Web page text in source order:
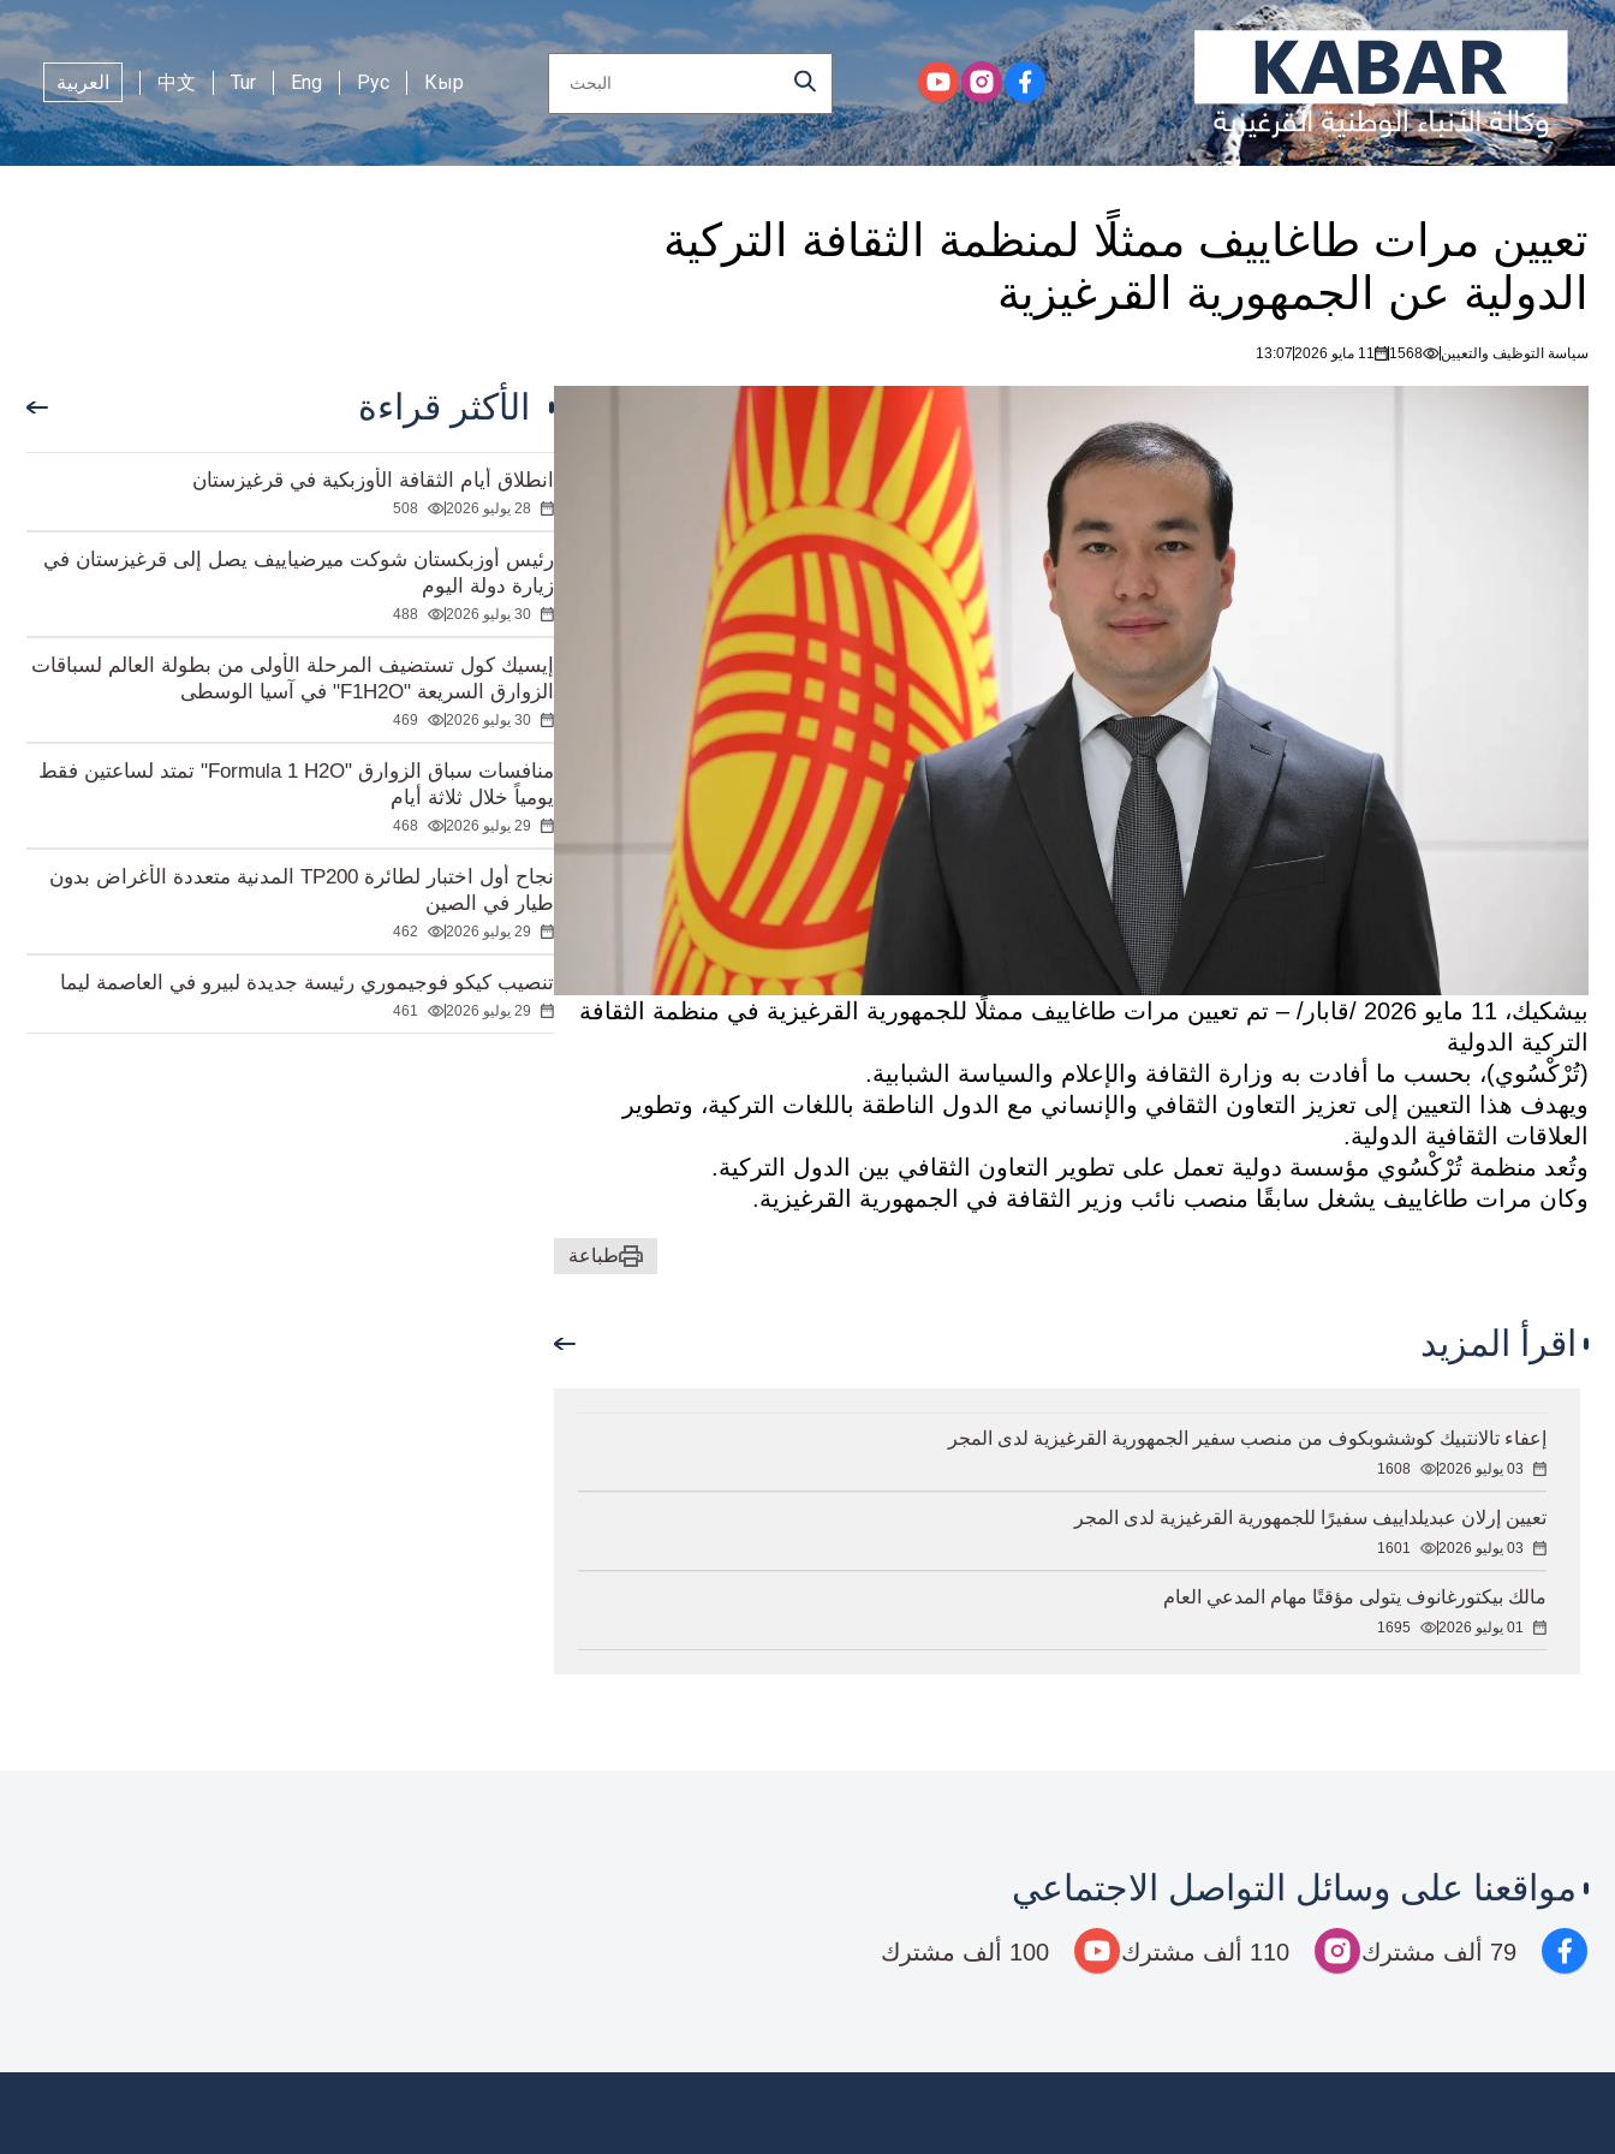
Кыр
Рус
Eng
Tur
中文 العربية
تعيين مرات طاغاييف ممثلًا لمنظمة الثقافة التركية
الدولية عن الجمهورية القرغيزية
سياسة التوظيف والتعيين 1568 11 مايو 2026 13:07
بيشكيك، 11 مايو 2026 /قابار/ – تم تعيين مرات طاغاييف ممثلًا للجمهورية القرغيزية في منظمة الثقافة
التركية الدولية
(تُرْكْسُوي)، بحسب ما أفادت به وزارة الثقافة والإعلام والسياسة الشبابية.
ويهدف هذا التعيين إلى تعزيز التعاون الثقافي والإنساني مع الدول الناطقة باللغات التركية، وتطوير
العلاقات الثقافية الدولية.
وتُعد منظمة تُرْكْسُوي مؤسسة دولية تعمل على تطوير التعاون الثقافي بين الدول التركية.
وكان مرات طاغاييف يشغل سابقًا منصب نائب وزير الثقافة في الجمهورية القرغيزية.
طباعة
الأكثر قراءة
انطلاق أيام الثقافة الأوزبكية في قرغيزستان
28 يوليو 2026 508
رئيس أوزبكستان شوكت ميرضياييف يصل إلى قرغيزستان في
زيارة دولة اليوم
30 يوليو 2026 488
إيسيك كول تستضيف المرحلة الأولى من بطولة العالم لسباقات
الزوارق السريعة "F1H2O" في آسيا الوسطى
30 يوليو 2026 469
منافسات سباق الزوارق "Formula 1 H2O" تمتد لساعتين فقط
يومياً خلال ثلاثة أيام
29 يوليو 2026 468
نجاح أول اختبار لطائرة TP200 المدنية متعددة الأغراض بدون
طيار في الصين
29 يوليو 2026 462
تنصيب كيكو فوجيموري رئيسة جديدة لبيرو في العاصمة ليما
29 يوليو 2026 461
اقرأ المزيد
إعفاء تالانتبيك كوششوبكوف من منصب سفير الجمهورية القرغيزية لدى المجر
03 يوليو 2026 1608
تعيين إرلان عبديلداييف سفيرًا للجمهورية القرغيزية لدى المجر
03 يوليو 2026 1601
مالك بيكتورغانوف يتولى مؤقتًا مهام المدعي العام
01 يوليو 2026 1695
مواقعنا على وسائل التواصل الاجتماعي
79 ألف مشترك 110 ألف مشترك 100 ألف مشترك